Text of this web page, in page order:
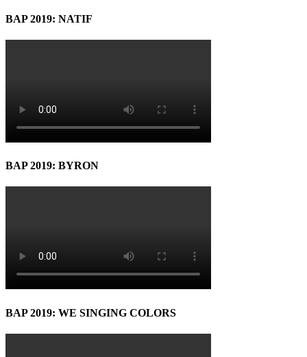
BAP 2019: NATIF
BAP 2019: BYRON
BAP 2019: WE SINGING COLORS